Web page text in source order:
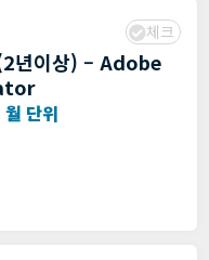
체크
년이상) – Adobe
단위